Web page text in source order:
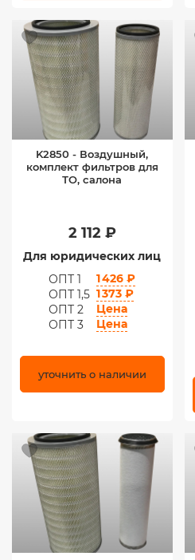
K2850 - Воздушный,
комплект фильтров для
ТО, салона
2 112 ₽
Для юридических лиц
ОПТ 1
1 426 ₽
ОПТ 1,5 1 373 ₽
ОПТ 2
Цена
ОПТ 3
Цена
уточнить о наличии